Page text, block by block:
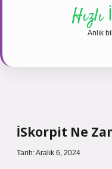
Anlık
İSkorpit Ne
Tarih: Aralık 6, 2024